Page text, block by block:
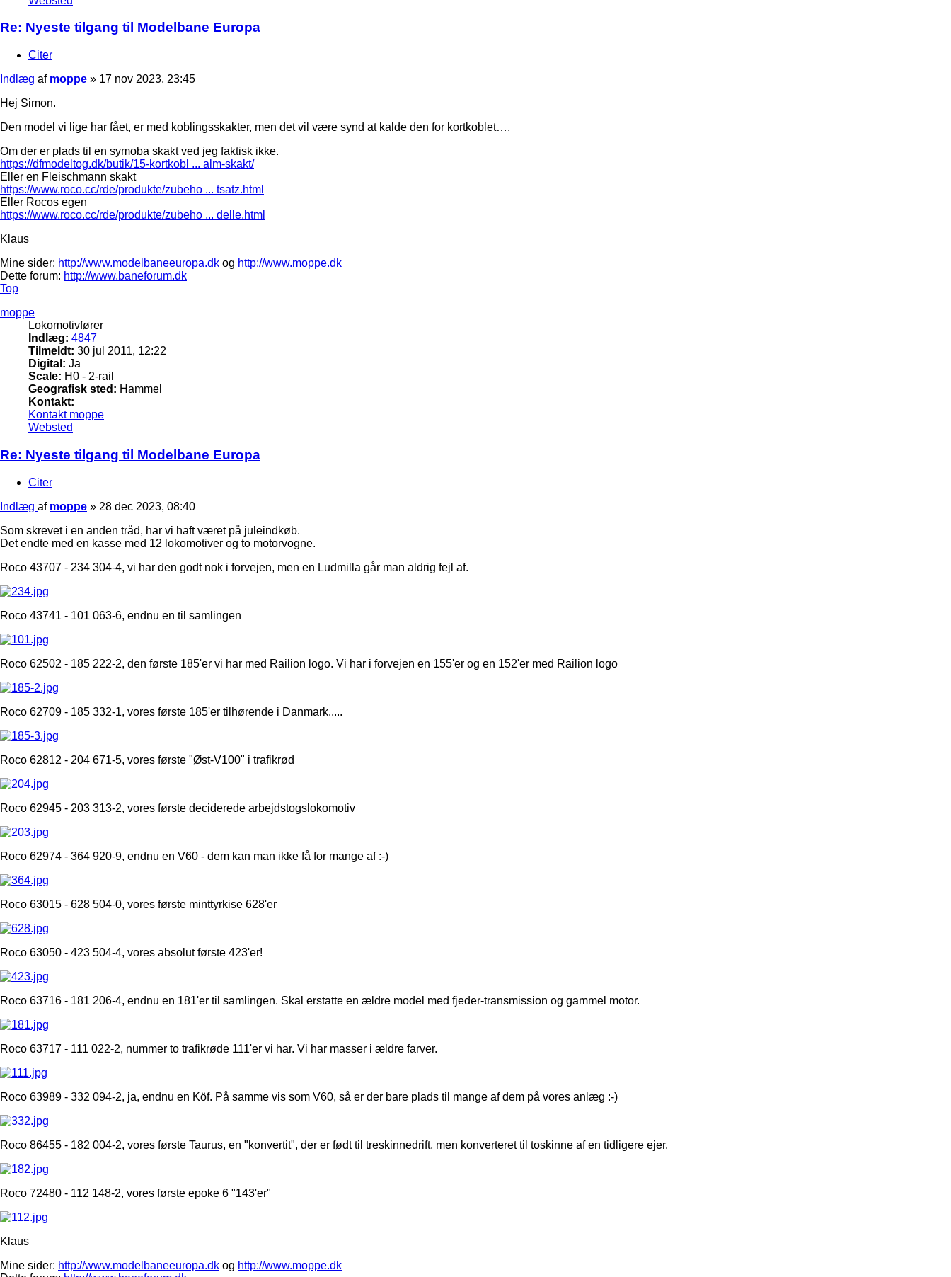
Re: Nyeste tilgang til Modelbane Europa
Citer
Indlæg af moppe » 17 nov 2023, 23:45
Hej Simon.
Den model vi lige har fået, er med koblingsskakter, men det vil være synd at kalde den for kortkoblet….
Om der er plads til en symoba skakt ved jeg faktisk ikke.
https://dfmodeltog.dk/butik/15-kortkobl ... alm-skakt/
Eller en Fleischmann skakt
https://www.roco.cc/rde/produkte/zubeho ... tsatz.html
Eller Rocos egen
https://www.roco.cc/rde/produkte/zubeho ... delle.html
Klaus
Mine sider: http://www.modelbaneeuropa.dk og http://www.moppe.dk
Dette forum: http://www.baneforum.dk
Top
moppe
Lokomotivfører
Indlæg: 4847
Tilmeldt: 30 jul 2011, 12:22
Digital: Ja
Scale: H0 - 2-rail
Geografisk sted: Hammel
Kontakt:
Kontakt moppe
Websted
Re: Nyeste tilgang til Modelbane Europa
Citer
Indlæg af moppe » 28 dec 2023, 08:40
Som skrevet i en anden tråd, har vi haft været på juleindkøb.
Det endte med en kasse med 12 lokomotiver og to motorvogne.
Roco 43707 - 234 304-4, vi har den godt nok i forvejen, men en Ludmilla går man aldrig fejl af.
Roco 43741 - 101 063-6, endnu en til samlingen
Roco 62502 - 185 222-2, den første 185'er vi har med Railion logo. Vi har i forvejen en 155'er og en 152'er med Railion logo
Roco 62709 - 185 332-1, vores første 185'er tilhørende i Danmark.....
Roco 62812 - 204 671-5, vores første "Øst-V100" i trafikrød
Roco 62945 - 203 313-2, vores første deciderede arbejdstogslokomotiv
Roco 62974 - 364 920-9, endnu en V60 - dem kan man ikke få for mange af :-)
Roco 63015 - 628 504-0, vores første minttyrkise 628'er
Roco 63050 - 423 504-4, vores absolut første 423'er!
Roco 63716 - 181 206-4, endnu en 181'er til samlingen. Skal erstatte en ældre model med fjeder-transmission og gammel motor.
Roco 63717 - 111 022-2, nummer to trafikrøde 111'er vi har. Vi har masser i ældre farver.
Roco 63989 - 332 094-2, ja, endnu en Köf. På samme vis som V60, så er der bare plads til mange af dem på vores anlæg :-)
Roco 86455 - 182 004-2, vores første Taurus, en "konvertit", der er født til treskinnedrift, men konverteret til toskinne af en tidligere ejer.
Roco 72480 - 112 148-2, vores første epoke 6 "143'er"
Klaus
Mine sider: http://www.modelbaneeuropa.dk og http://www.moppe.dk